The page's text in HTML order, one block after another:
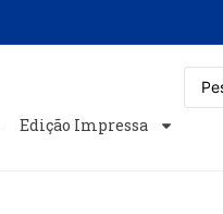
Edição Impressa